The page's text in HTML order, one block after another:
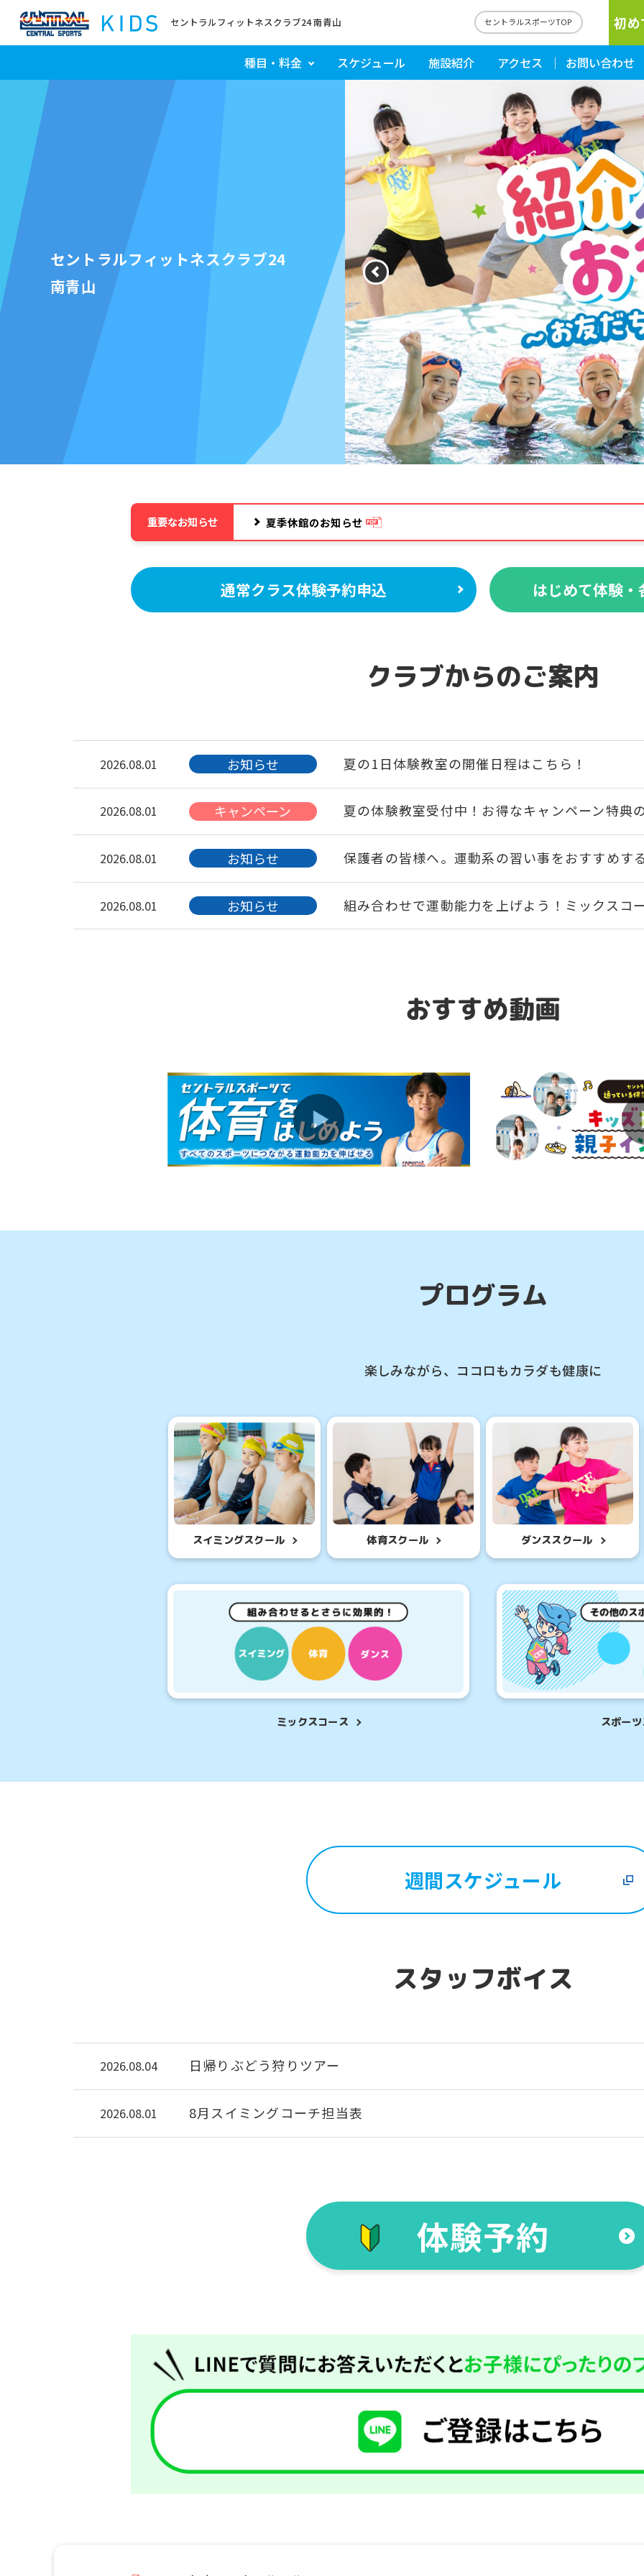
セントラルフィットネスクラブ24 南青山 セントラルスポーツTOP 初
種目・料金 スケジュール 施設紹介 アクセス お問い合わせ
セントラルフィットネスクラブ24
南青山
重要なお知らせ 夏季休館のお知らせ
通常クラス体験予約申込 はじめて体験
クラブからのご案内
2026.08.01 お知らせ 夏の1日体験教室の開催日程はこちら！
2026.08.01 キャンペーン 夏の体験教室受付中！お得なキャンペーン特典
2026.08.01 お知らせ 保護者の皆様へ。運動系の習い事をおすすめす
2026.08.01 お知らせ 組み合わせで運動能力を上げよう！ミックスコ
ダンスの基礎を学べる初心者におすすめのコ
お知らせ マンツーマン指導でスキルアップを目指そう！
おすすめ動画
プログラム
楽しみながら、ココロもカラダも健康に
スイミングスクール 体育スクール ダンススクール
ミックスコース スポー
週間スケジュール
スタッフボイス
2026.08.04 日帰りぶどう狩りツアー
2026.08.01 8月スイミングコーチ担当表
体験予約
For foreigners
Central Sports official website is
automatically translated into
automatic translation) to return to
However, if you use an automatic
translation service, the Japanese
version of this website will be
translated mechanically, so it may
not be an accurate translation.
The translation may differ from the
original content. We ask that you
Automatic translation start
通常スクールを体験したい
お子様はこちら
体験申込
こんなお子さまにおすすめ
スクール入会を検討していて、
体験したい方。
初めての方を対象と
参加したいお
各種イベ
こんなお子さ
通常スクールに
初めてのお子さま
スクールを体